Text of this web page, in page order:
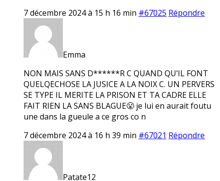
7 décembre 2024 à 15 h 16 min #67025 Répondre
Emma
NON MAIS SANS D******R C QUAND QU’IL FONT
QUELQECHOSE LA JUSICE A LA NOIX C. UN PERVERS
SE TYPE IL MERITE LA PRISON ET TA CADRE ELLE
FAIT RIEN LA SANS BLAGUE😤 je lui en aurait foutu
une dans la gueule a ce gros co n
7 décembre 2024 à 16 h 39 min #67021 Répondre
Patate12